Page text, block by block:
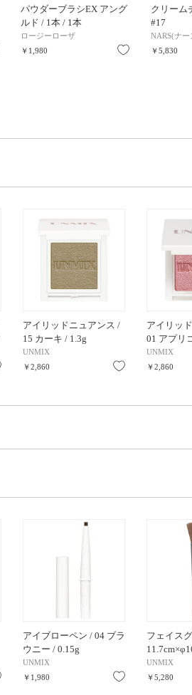
お気に入り
パウダーブラシEX アング
ルド / 1本 / 1本
ロージーローザ
￥1,980
お気に入り
クリーム
#17
NARS(ナー
￥5,830
お気に入り
アイリッドニュアンス /
15 カーキ / 1.3g
UNMIX
￥2,860
お気に入り
アイリッ
01 アプリ
ュ / 1.3g
UNMIX
￥2,860
お気に入り
アイブローペン / 04 ブラ
ウニー / 0.15g
UNMIX
￥1,980
お気に入り
フェイス
UNMIX
￥5,280